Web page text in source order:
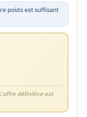
poids est suffisant
définitive est